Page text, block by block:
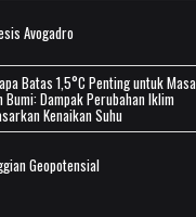
Avogadro
Batas 1,5°C Penting untuk Masa
Bumi: Dampak Perubahan Iklim
Kenaikan Suhu
Geopotensial